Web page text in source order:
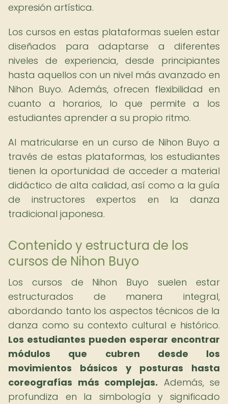
expresión artística.
Los cursos en estas plataformas suelen estar
diseñados para adaptarse a diferentes
niveles de experiencia, desde principiantes
hasta aquellos con un nivel más avanzado en
Nihon Buyo. Además, ofrecen flexibilidad en
cuanto a horarios, lo que permite a los
estudiantes aprender a su propio ritmo.
Al matricularse en un curso de Nihon Buyo a
través de estas plataformas, los estudiantes
tienen la oportunidad de acceder a material
didáctico de alta calidad, así como a la guía
de instructores expertos en la danza
tradicional japonesa.
Contenido y estructura de los
cursos de Nihon Buyo
Los cursos de Nihon Buyo suelen estar
estructurados de manera integral,
abordando tanto los aspectos técnicos de la
danza como su contexto cultural e histórico.
Los estudiantes pueden esperar encontrar
módulos que cubren desde los
movimientos básicos y posturas hasta
coreografías más complejas. Además, se
profundiza en la simbología y significado